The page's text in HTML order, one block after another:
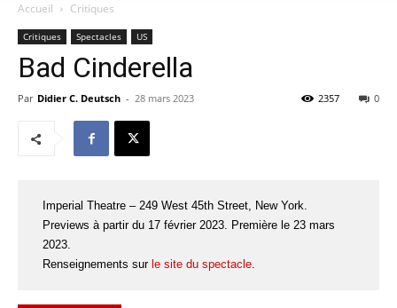
Accueil Critiques
Critiques Spectacles US
Bad Cinderella
Par Didier C. Deutsch - 28 mars 2023 0
2357
Imperial Theatre – 249 West 45th Street, New York.
Previews à partir du 17 février 2023. Première le 23 mars
2023.
Renseignements sur le site du spectacle.